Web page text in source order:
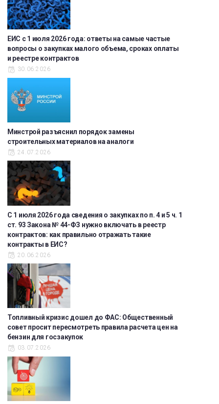
ЕИС с 1 июля 2026 года: ответы на самые частые
вопросы о закупках малого объема, сроках оплаты
и реестре контрактов
30.06.2026
Минстрой разъяснил порядок замены
строительных материалов на аналоги
24.07.2026
С 1 июля 2026 года сведения о закупках по п. 4 и 5 ч. 1
ст. 93 Закона № 44-ФЗ нужно включать в реестр
контрактов: как правильно отражать такие
контракты в ЕИС?
20.06.2026
Топливный кризис дошел до ФАС: Общественный
совет просит пересмотреть правила расчета цен на
бензин для госзакупок
03.07.2026